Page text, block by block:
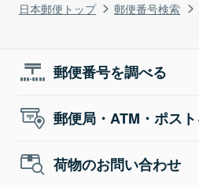
日本郵便トップ 郵便番号検索
郵便番号を調べる
郵便局・ATM・ポス
荷物のお問い合わせ